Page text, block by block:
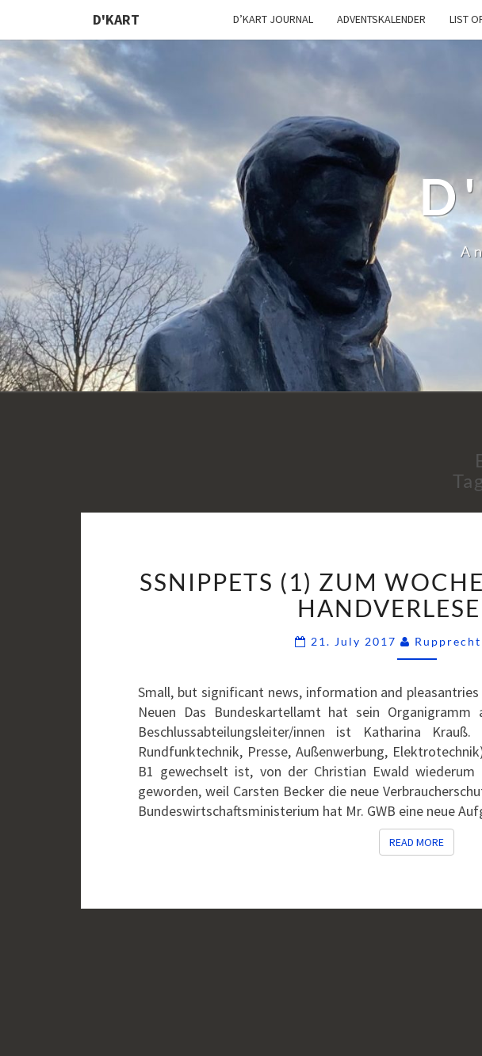
D'KART D’KART JOURNAL ADVENTSKALENDER LIST
(1)
ZUM
–
HEUTE:
SSNIPPETS (1) ZUM
21. July 2017
Small, but significant news, information and
Neuen Das Bundeskartellamt hat sein
Beschlussabteilungsleiter/innen ist Katharina
Rundfunktechnik, Presse, Außenwerbung,
B1 gewechselt ist, von der Christian Ewald
geworden, weil Carsten Becker die neue
Bundeswirtschaftsministerium hat Mr. GWB eine neue
READ MOREREAD